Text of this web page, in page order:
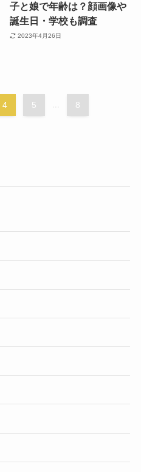
子と娘で年齢は？顔画像や
誕生日・学校も調査
2023年4月26日
4 5 8